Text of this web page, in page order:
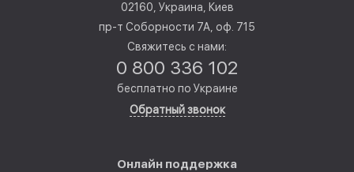
02160, Украина, Киев
пр-т Соборности 7А, оф. 715
Свяжитесь с нами:
0 800 336 102
бесплатно по Украине
Обратный звонок
Онлайн поддержка